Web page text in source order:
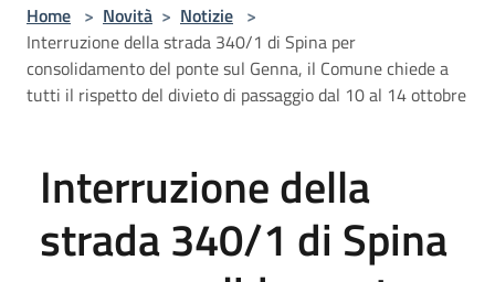
Home > Novità > Notizie >
Interruzione della strada 340/1 di Spina per
consolidamento del ponte sul Genna, il Comune chiede a
tutti il rispetto del divieto di passaggio dal 10 al 14 ottobre
Interruzione della
strada 340/1 di Spina